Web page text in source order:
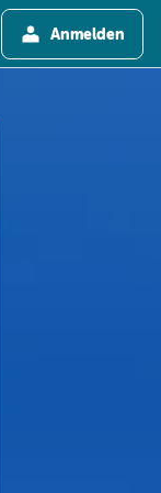
Anmelden